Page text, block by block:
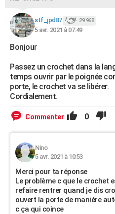
COPAINS D'AVANT
S'inscrire
Se connecter
Lycées
Collèges
Primaires
Universités
Entreprises
Service militaire
Avis de recherche
AVIS DE DÉCÈS
FORUM
Bricolage
Lifestyle
Culture
Sport
Auto
Television
Voyage
Cinema
stf_jpd87 29 968
5 avr. 2021 à 07:49
Bonjour
Passez un crochet dans la
temps ouvrir par le poignée
porte, le crochet va se libérer.
Cordialement.
Commenter 0
Nino
5 avr. 2021 à 10:53
Merci pour ta réponse
Le problème c que le crochet
refaire rentrer quand je dis
ouvert la porte de manière
c ça qui coince